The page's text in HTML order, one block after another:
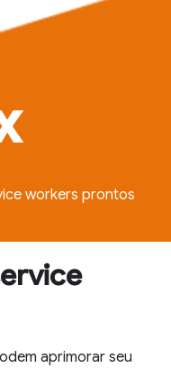
workers prontos
aprimorar seu